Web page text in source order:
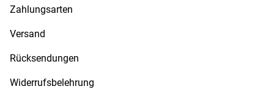
Zahlungsarten
Versand
Rücksendungen
Widerrufsbelehrung